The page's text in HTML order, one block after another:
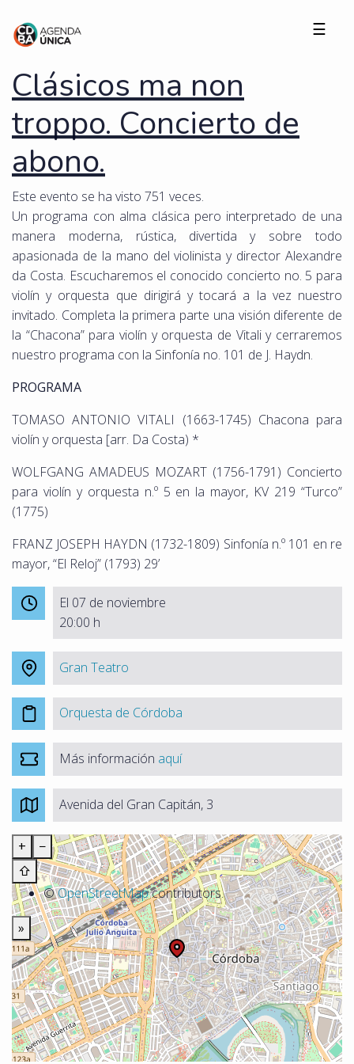
☰
Clásicos ma non
troppo. Concierto de
abono.
Este evento se ha visto 751 veces.
Un programa con alma clásica pero interpretado de una
manera moderna, rústica, divertida y sobre todo
apasionada de la mano del violinista y director Alexandre
da Costa. Escucharemos el conocido concierto no. 5 para
violín y orquesta que dirigirá y tocará a la vez nuestro
invitado. Completa la primera parte una visión diferente de
la “Chacona” para violín y orquesta de Vitali y cerraremos
nuestro programa con la Sinfonía no. 101 de J. Haydn.
PROGRAMA
TOMASO ANTONIO VITALI (1663-1745) Chacona para
violín y orquesta [arr. Da Costa) *
WOLFGANG AMADEUS MOZART (1756-1791) Concierto
para violín y orquesta n.º 5 en la mayor, KV 219 “Turco”
(1775)
FRANZ JOSEPH HAYDN (1732-1809) Sinfonía n.º 101 en re
mayor, “El Reloj” (1793) 29’
El 07 de noviembre
20:00 h
Gran Teatro
Orquesta de Córdoba
Más información aquí
Avenida del Gran Capitán, 3
+
−
⇧
©OpenStreetMapcontributors.
»